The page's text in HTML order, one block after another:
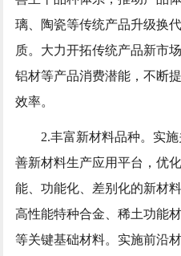
璃、陶瓷等传统产品升级换
质。大力开拓传统产品新市
铝材等产品消费潜能，不断
效率。
2.丰富新材料品种。实
善新材料生产应用平台，优
能、功能化、差别化的新材
高性能特种合金、稀土功能
等关键基础材料。实施前沿